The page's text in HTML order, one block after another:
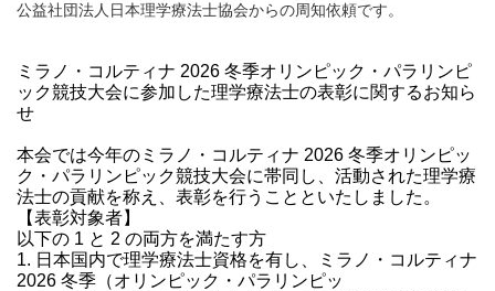
公益社団法人日本理学療法士協会からの周知依頼です。
ミラノ・コルティナ 2026 冬季オリンピック・パラリンピ
ック競技大会に参加した理学療法士の表彰に関するお知ら
せ
本会では今年のミラノ・コルティナ 2026 冬季オリンピッ
ク・パラリンピック競技大会に帯同し、活動された理学療
法士の貢献を称え、表彰を行うことといたしました。
【表彰対象者】
以下の 1 と 2 の両方を満たす方
1. 日本国内で理学療法士資格を有し、ミラノ・コルティナ
2026 冬季（オリンピック・パラリンピッ